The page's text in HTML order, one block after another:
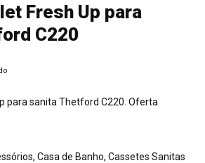
Fresh Up para
C220
para sanita Thetford C220. Oferta
, Casa de Banho, Cassetes Sanitas